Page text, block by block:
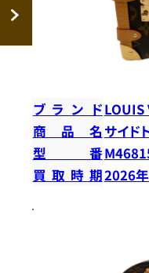
ブランドLOUIS
商品名 サイド
型番
買取時期2026